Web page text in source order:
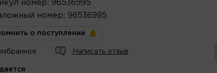
номер : 96536995
номер : 96536995
о поступлении
Написать отзыв